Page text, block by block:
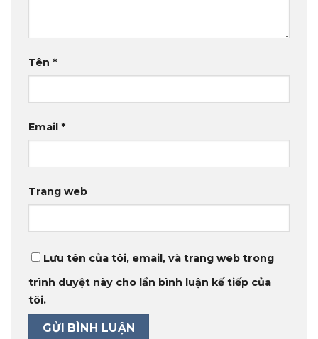
Tên *
Email *
Trang web
Lưu tên của tôi, email, và trang web trong
trình duyệt này cho lần bình luận kế tiếp của
tôi.